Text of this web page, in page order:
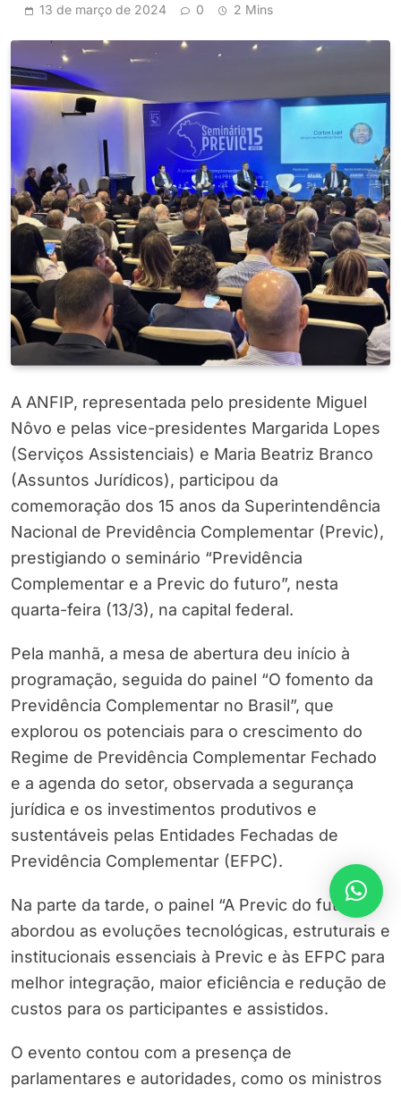
13 de março de 2024 0 2 Mins
A ANFIP, representada pelo presidente Miguel
Nôvo e pelas vice-presidentes Margarida Lopes
(Serviços Assistenciais) e Maria Beatriz Branco
(Assuntos Jurídicos), participou da
comemoração dos 15 anos da Superintendência
Nacional de Previdência Complementar (Previc),
prestigiando o seminário “Previdência
Complementar e a Previc do futuro”, nesta
quarta-feira (13/3), na capital federal.
Pela manhã, a mesa de abertura deu início à
programação, seguida do painel “O fomento da
Previdência Complementar no Brasil”, que
explorou os potenciais para o crescimento do
Regime de Previdência Complementar Fechado
e a agenda do setor, observada a segurança
jurídica e os investimentos produtivos e
sustentáveis pelas Entidades Fechadas de
Previdência Complementar (EFPC).
Na parte da tarde, o painel “A Previc do futuro”
abordou as evoluções tecnológicas, estruturais e
institucionais essenciais à Previc e às EFPC para
melhor integração, maior eficiência e redução de
custos para os participantes e assistidos.
O evento contou com a presença de
parlamentares e autoridades, como os ministros